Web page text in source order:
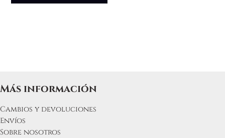
elegir
Más información
Cambios y devoluciones
Envíos
Sobre nosotros